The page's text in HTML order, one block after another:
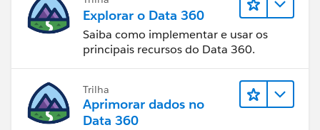
Explorar o Data 360
Saiba como implementar e usar os
principais recursos do Data 360.
Trilha
Aprimorar dados no
Data 360